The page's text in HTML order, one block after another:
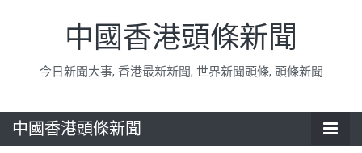
中國香港頭條新聞
今日新聞大事, 香港最新新聞, 世界新聞頭條, 頭條新聞
中國香港頭條新聞